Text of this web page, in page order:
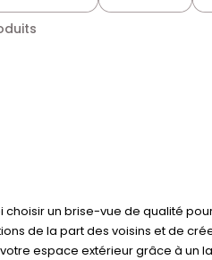
choisir un brise-vue de qualité
de la part des voisins et de
espace extérieur grâce à un